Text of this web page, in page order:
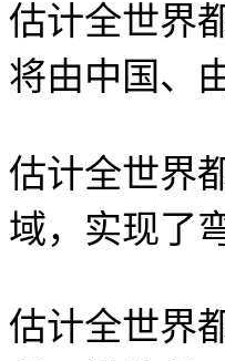
估计全世界
将由中国、
估计全世界
域，实现了
估计全世界